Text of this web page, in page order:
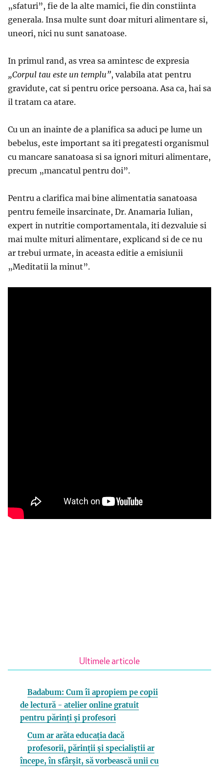
„sfaturi”, fie de la alte mamici, fie din constiinta
generala. Insa multe sunt doar mituri alimentare si,
uneori, nici nu sunt sanatoase.
In primul rand, as vrea sa amintesc de expresia
„Corpul tau este un templu”, valabila atat pentru
gravidute, cat si pentru orice persoana. Asa ca, hai sa
il tratam ca atare.
Cu un an inainte de a planifica sa aduci pe lume un
bebelus, este important sa iti pregatesti organismul
cu mancare sanatoasa si sa ignori mituri alimentare,
precum „mancatul pentru doi”.
Pentru a clarifica mai bine alimentatia sanatoasa
pentru femeile insarcinate, Dr. Anamaria Iulian,
expert in nutritie comportamentala, iti dezvaluie si
mai multe mituri alimentare, explicand si de ce nu
ar trebui urmate, in aceasta editie a emisiunii
„Meditatii la minut”.
Ultimele articole
Badabum: Cum îi apropiem pe copii
de lectură - atelier online gratuit
pentru părinți și profesori
Cum ar arăta educația dacă
profesorii, părinții și specialiștii ar
începe, în sfârșit, să vorbească unii cu